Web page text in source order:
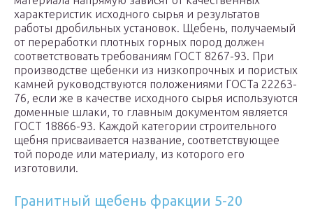
характеристик исходного сырья и результатов
работы дробильных установок. Щебень, получаемый
от переработки плотных горных пород должен
соответствовать требованиям ГОСТ 8267-93. При
производстве щебенки из низкопрочных и пористых
камней руководствуются положениями ГОСТа 22263-
76, если же в качестве исходного сырья используются
доменные шлаки, то главным документом является
ГОСТ 18866-93. Каждой категории строительного
щебня присваивается название, соответствующее
той породе или материалу, из которого его
изготовили.
Гранитный щебень фракции 5-20